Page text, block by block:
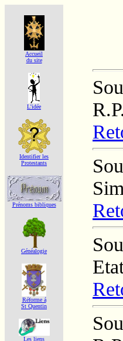
Accueil
du site
L'idée
Identifier les
Protestants
Prénoms bibliques
Généalogie
Réforme á
St Quentin
Les liens